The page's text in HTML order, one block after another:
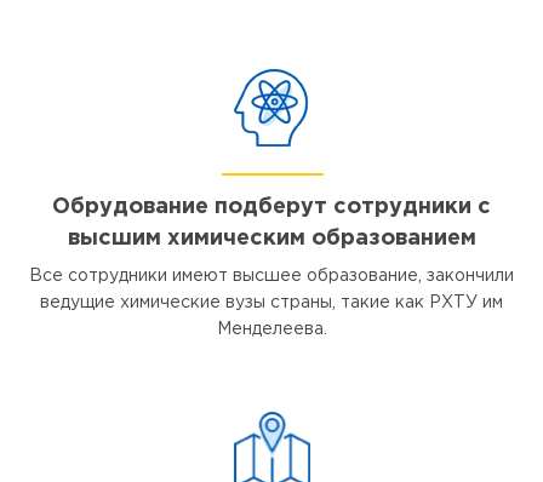
Обрудование подберут сотрудники с
высшим химическим образованием
Все сотрудники имеют высшее образование, закончили
ведущие химические вузы страны, такие как РХТУ им
Менделеева.